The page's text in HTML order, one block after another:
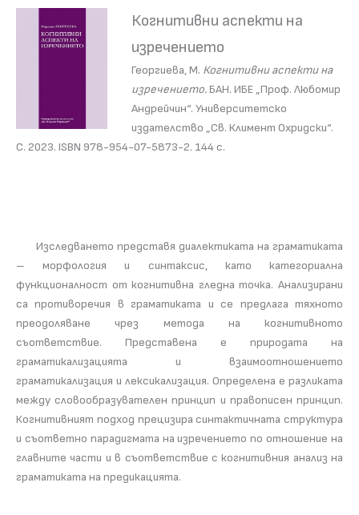
Когнитивни аспекти на
изречението
Георгиева, М. Когнитивни аспекти на
изречението.БАН. ИБЕ „Проф. Любомир
Андрейчин“. Университетско
издателство „Св. Климент Охридски“.
С. 2023. ISBN 978-954-07-5873-2. 144 с.
Изследването представя диалектиката на граматиката
– морфология и синтаксис, като категориална
функционалност от когнитивна гледна точка. Анализирани
са противоречия в граматиката и се предлага тяхното
преодоляване чрез метода на когнитивното
съответствие. Представена е природата на
граматикализацията и взаимоотношението
граматикализация и лексикализация. Определена е разликата
между словообразувателен принцип и правописен принцип.
Когнитивният подход прецизира синтактичната структура
и съответно парадигмата на изречението по отношение на
главните части и в съответствие с когнитивния анализ на
граматиката на предикацията.